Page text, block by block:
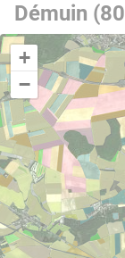
Démuin
+
−